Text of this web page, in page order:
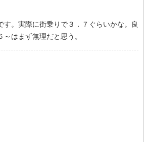
す。実際に街乗りで３．７ぐらいかな。良
はまず無理だと思う。